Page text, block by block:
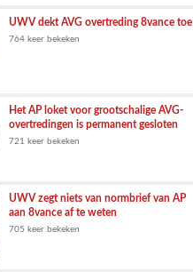
UWV dekt AVG overtreding 8vance toe
764 keer bekeken
Het AP loket voor grootschalige AVG-
overtredingen is permanent gesloten
721 keer bekeken
UWV zegt niets van normbrief van AP
aan 8vance af te weten
705 keer bekeken